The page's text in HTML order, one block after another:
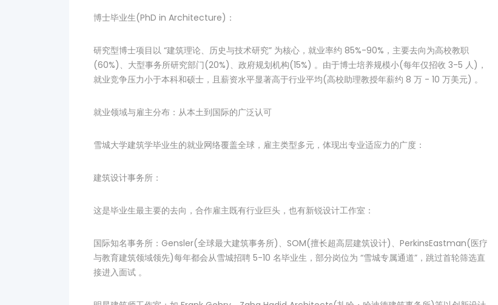
博士毕业生(PhD in Architecture)：
研究型博士项目以 “建筑理论、历史与技术研究” 为核心，就业率约 85%-90%，主要去向为高校教职
(60%)、大型事务所研究部门(20%)、政府规划机构(15%) 。由于博士培养规模小(每年仅招收 3-5 人)，
就业竞争压力小于本科和硕士，且薪资水平显著高于行业平均(高校助理教授年薪约 8 万 - 10 万美元) 。
就业领域与雇主分布：从本土到国际的广泛认可
雪城大学建筑学毕业生的就业网络覆盖全球，雇主类型多元，体现出专业适应力的广度：
建筑设计事务所：
这是毕业生最主要的去向，合作雇主既有行业巨头，也有新锐设计工作室：
国际知名事务所：Gensler(全球最大建筑事务所)、SOM(擅长超高层建筑设计)、PerkinsEastman(医疗
与教育建筑领域领先)每年都会从雪城招聘 5-10 名毕业生，部分岗位为 “雪城专属通道”，跳过首轮筛选直
接进入面试 。